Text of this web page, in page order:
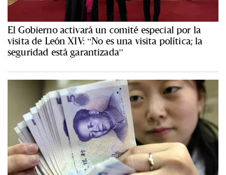
El Gobierno activará un comité especial por la
visita de León XIV: “No es una visita política; la
seguridad está garantizada”